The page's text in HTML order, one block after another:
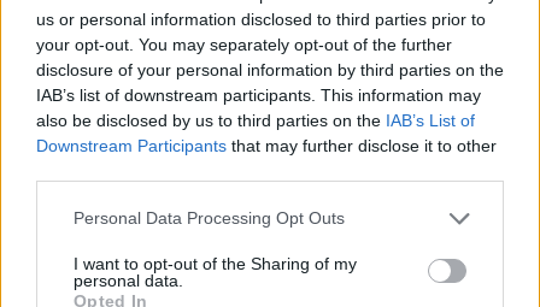
us or personal information disclosed to third parties prior to
your opt-out. You may separately opt-out of the further
disclosure of your personal information by third parties on the
IAB’s list of downstream participants. This information may
also be disclosed by us to third parties on the IAB’s List of
Downstream Participants that may further disclose it to other
Personal Data Processing Opt Outs
I want to opt-out of the Sharing of my
personal data.
Opted In
μελισσοκομοία. Η Αντιπεριφερειάρχης τόνισε
οτι είναι επιτακτική ανάγκη να γίνει άμεση
αποκατάσταση των ζημιών εν όψει του χειμώνα
και της έναρξης της συγκομιδής των αγροτικών
προϊόντων.